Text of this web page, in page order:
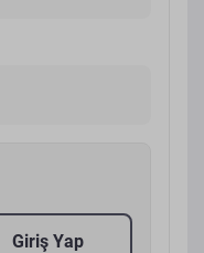
Giriş Yap